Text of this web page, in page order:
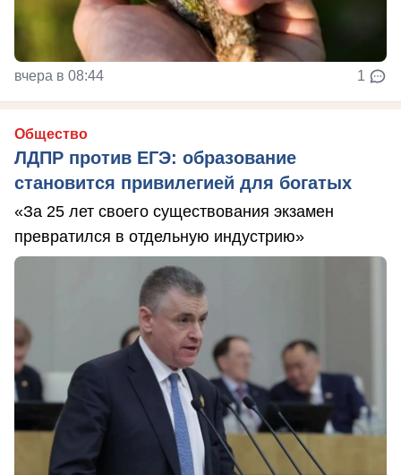
вчера в 08:44 1
Общество
ЛДПР против ЕГЭ: образование
становится привилегией для богатых
«За 25 лет своего существования экзамен
превратился в отдельную индустрию»